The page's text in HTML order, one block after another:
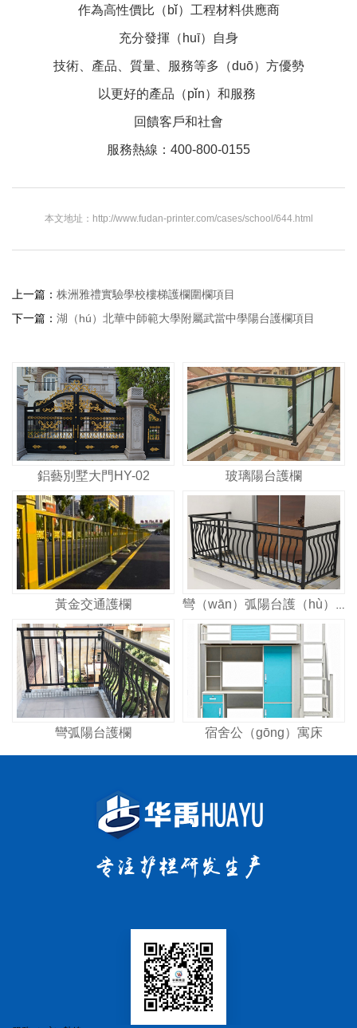
作為高性價比（bǐ）工程材料供應商
充分發揮（huī）自身
技術、產品、質量、服務等多（duō）方優勢
以更好的產品（pǐn）和服務
回饋客戶和社會
服務熱線：400-800-0155
本文地址：http://www.fudan-printer.com/cases/school/644.html
上一篇： 株洲雅禮實驗學校樓梯護欄圍欄項目
下一篇： 湖（hú）北華中師範大學附屬武當中學陽台護欄項目
鋁藝別墅大門HY-02 玻璃陽台護欄
黃金交通護欄 彎（wān）弧陽台護（hù）欄
彎弧陽台護欄 宿舍公（gōng）寓床